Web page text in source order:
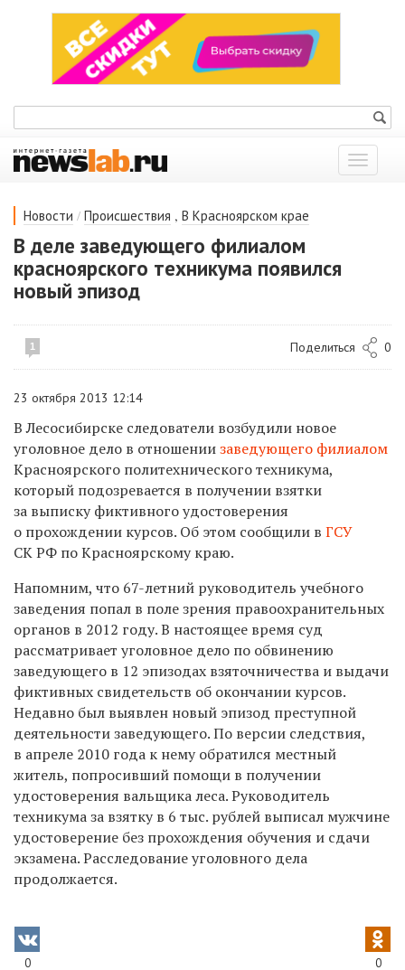
Показать
меню
Новости / Происшествия , В Красноярском крае
В деле заведующего филиалом
красноярского техникума появился
новый эпизод
1 Поделиться 0
23 октября 2013 12:14
В Лесосибирске следователи возбудили новое
уголовное дело в отношениизаведующего филиалом
Красноярского политехнического техникума,
который подозревается в получении взятки
за выписку фиктивного удостоверения
о прохождении курсов. Об этом сообщили в ГСУ
СК РФ по Красноярскому краю.
Напомним, что 67-летний руководитель учебного
заведения попал в поле зрения правоохранительных
органов в 2012 году. В настоящее время суд
рассматривает уголовное дело по обвинению
заведующего в 12 эпизодах взяточничества и выдачи
фиктивных свидетельств об окончании курсов.
Недавно был выявлен новый эпизод преступной
деятельности заведующего. По версии следствия,
в апреле 2010 года к нему обратился местный
житель, попросивший помощи в получении
удостоверения вальщика леса. Руководитель
техникума за взятку в 6 тыс. рублей выписал мужчине
удостоверение без прохождения обучения и сдачи
экзамена. Расследование уголовного дела
продолжается.
0 0